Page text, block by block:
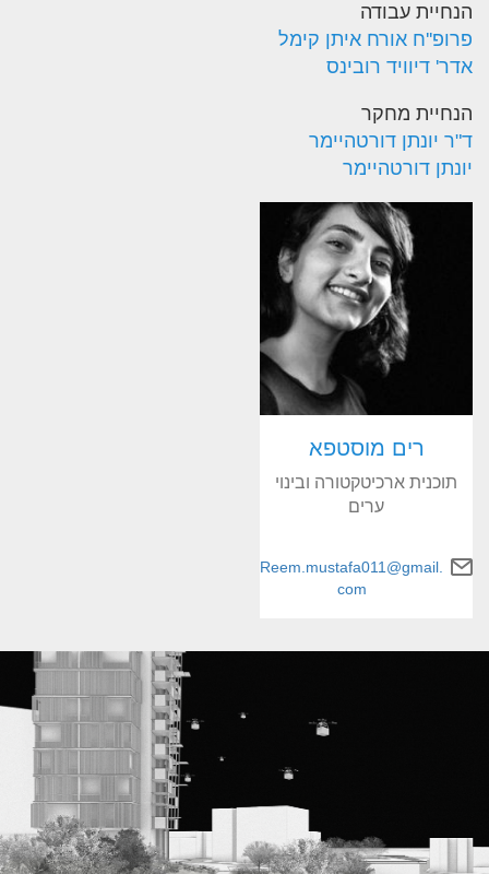
הנחיית עבודה
פרופ''ח אורח איתן קימל
אדר' דיוויד רובינס
הנחיית מחקר
ד"ר יונתן דורטהיימר
יונתן דורטהיימר
רים מוסטפא
תוכנית ארכיטקטורה ובינוי
ערים
Reem.mustafa011@gmail.
com